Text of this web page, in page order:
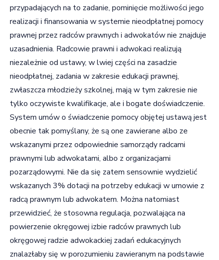
przypadających na to zadanie, pominięcie możliwości jego
realizacji i finansowania w systemie nieodpłatnej pomocy
prawnej przez radców prawnych i adwokatów nie znajduje
uzasadnienia. Radcowie prawni i adwokaci realizują
niezależnie od ustawy, w lwiej części na zasadzie
nieodpłatnej, zadania w zakresie edukacji prawnej,
zwłaszcza młodzieży szkolnej, mają w tym zakresie nie
tylko oczywiste kwalifikacje, ale i bogate doświadczenie.
System umów o świadczenie pomocy objętej ustawą jest
obecnie tak pomyślany, że są one zawierane albo ze
wskazanymi przez odpowiednie samorządy radcami
prawnymi lub adwokatami, albo z organizacjami
pozarządowymi. Nie da się zatem sensownie wydzielić
wskazanych 3% dotacji na potrzeby edukacji w umowie z
radcą prawnym lub adwokatem. Można natomiast
przewidzieć, że stosowna regulacja, pozwalająca na
powierzenie okręgowej izbie radców prawnych lub
okręgowej radzie adwokackiej zadań edukacyjnych
znalazłaby się w porozumieniu zawieranym na podstawie